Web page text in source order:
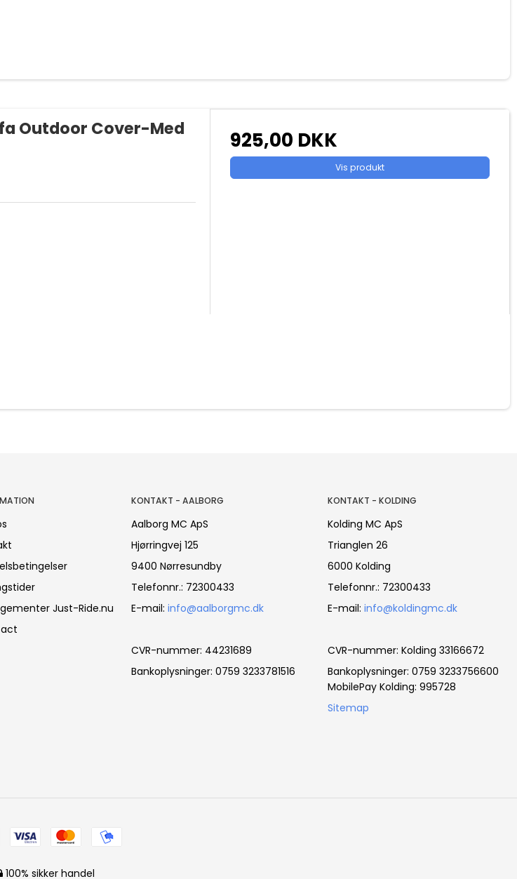
Outdoor Cover-Med
925,00 DKK
Vis produkt
Just-Ride.nu
KONTAKT - AALBORG
Aalborg MC ApS
Hjørringvej 125
9400 Nørresundby
Telefonnr.: 72300433
E-mail: info@aalborgmc.dk
CVR-nummer: 44231689
Bankoplysninger: 0759 3233781516
KONTAKT - KOLDING
Kolding MC ApS
Trianglen 26
6000 Kolding
Telefonnr.: 72300433
E-mail: info@koldingmc.dk
CVR-nummer: Kolding 33166672
Bankoplysninger: 0759 3233756600
MobilePay Kolding: 995728
Sitemap
100% sikker handel